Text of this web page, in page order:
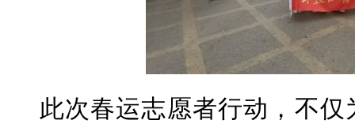
此次春运志愿者行动，不